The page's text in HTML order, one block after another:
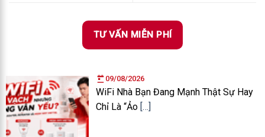
09/08/2026
WiFi Nhà Bạn Đang Mạnh Thật Sự Hay
Chỉ Là “Ảo […]
TƯ VẤN MIỄN PHÍ